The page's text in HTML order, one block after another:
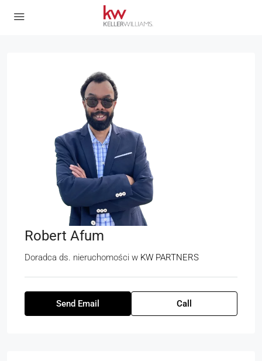
Robert Afum
Doradca ds. nieruchomości w KW PARTNERS
Send Email Call